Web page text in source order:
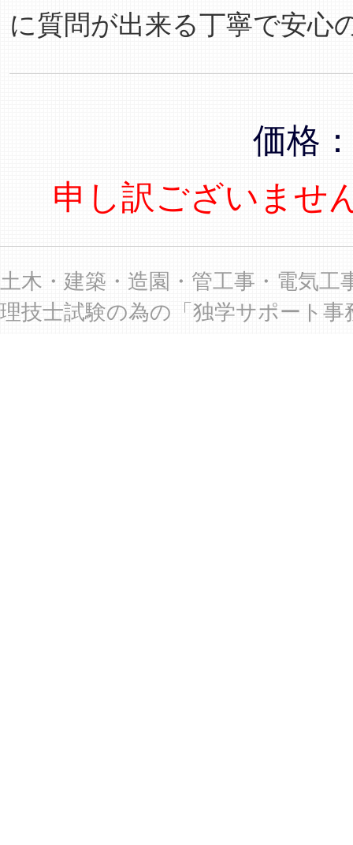
に質問が出来る丁寧で安心
価格
申し訳ございませ
土木・建築・造園・管工事・電気
理技士試験の為の「独学サポート事